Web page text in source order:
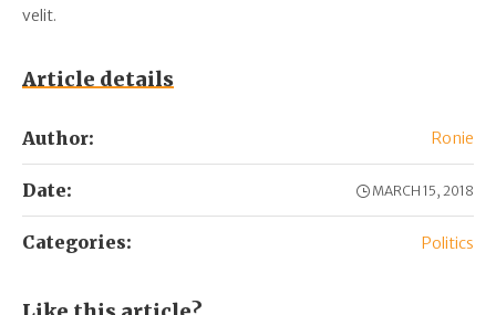
velit.
Article details
Author: Ronie
Date: MARCH 15, 2018
Categories: Politics